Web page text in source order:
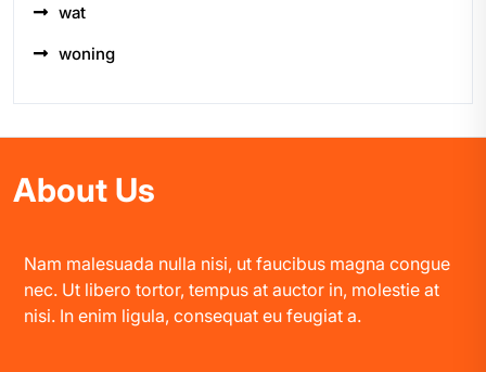
wat
woning
About Us
Nam malesuada nulla nisi, ut faucibus magna congue
nec. Ut libero tortor, tempus at auctor in, molestie at
nisi. In enim ligula, consequat eu feugiat a.